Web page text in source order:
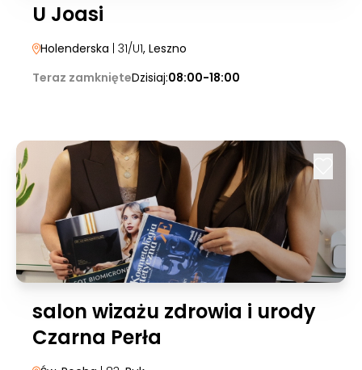
U Joasi
Holenderska | 31/U1, Leszno
Teraz zamknięteDzisiaj:08:00-18:00
salon wizażu zdrowia i urody
Czarna Perła